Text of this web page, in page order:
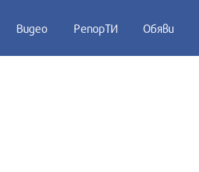
Видео РепорТИ Обяви